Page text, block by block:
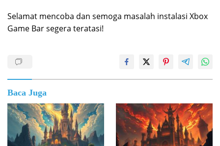
Selamat mencoba dan semoga masalah instalasi Xbox
Game Bar segera teratasi!
Baca Juga